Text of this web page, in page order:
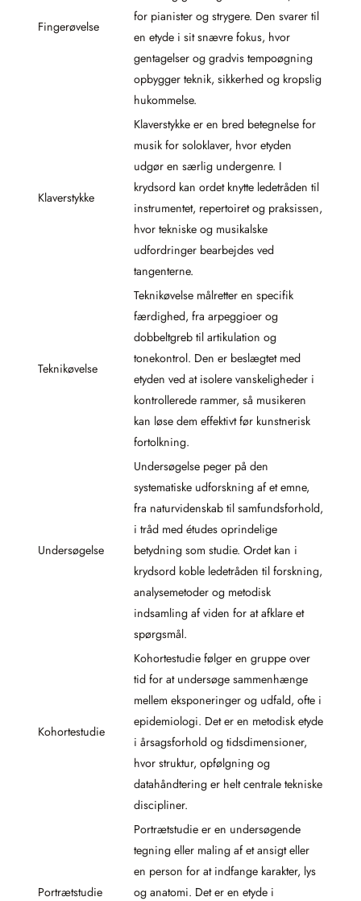
Fingerøvelse
for pianister og strygere. Den svarer til
en etyde i sit snævre fokus, hvor
gentagelser og gradvis tempoøgning
opbygger teknik, sikkerhed og kropslig
hukommelse.
Klaverstykke
Klaverstykke er en bred betegnelse for
musik for soloklaver, hvor etyden
udgør en særlig undergenre. I
krydsord kan ordet knytte ledetråden til
instrumentet, repertoiret og praksissen,
hvor tekniske og musikalske
udfordringer bearbejdes ved
tangenterne.
Teknikøvelse
Teknikøvelse målretter en specifik
færdighed, fra arpeggioer og
dobbeltgreb til artikulation og
tonekontrol. Den er beslægtet med
etyden ved at isolere vanskeligheder i
kontrollerede rammer, så musikeren
kan løse dem effektivt før kunstnerisk
fortolkning.
Undersøgelse
Undersøgelse peger på den
systematiske udforskning af et emne,
fra naturvidenskab til samfundsforhold,
i tråd med études oprindelige
betydning som studie. Ordet kan i
krydsord koble ledetråden til forskning,
analysemetoder og metodisk
indsamling af viden for at afklare et
spørgsmål.
Kohortestudie
Kohortestudie følger en gruppe over
tid for at undersøge sammenhænge
mellem eksponeringer og udfald, ofte i
epidemiologi. Det er en metodisk etyde
i årsagsforhold og tidsdimensioner,
hvor struktur, opfølgning og
datahåndtering er helt centrale tekniske
discipliner.
Portrætstudie
Portrætstudie er en undersøgende
tegning eller maling af et ansigt eller
en person for at indfange karakter, lys
og anatomi. Det er en etyde i